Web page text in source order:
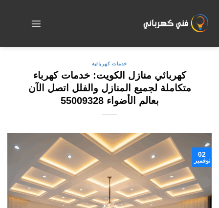
content
خدمات كهربائية
كهربائي منازل الكويت: خدمات كهرباء
متكاملة لجميع المنازل والفلل اتصل الآن
بعالم الأضواء 55009328
02
نوفمبر